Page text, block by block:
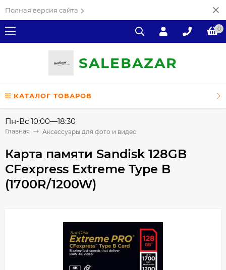
Полная версия сайта
0
SALEВAZAR
КАТАЛОГ ТОВАРОВ
Пн-Вс 10:00—18:30
Главная Аксессуары для фото и видео
Карта памяти Sandisk 128GB
CFexpress Extreme Type B
(1700R/1200W)